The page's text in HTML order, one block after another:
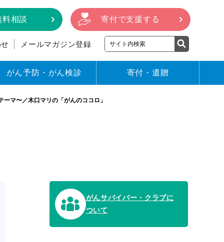
料相談 寄付で支援する
メールマガジン登録
がん予防・がん検診 寄付・遺贈
マ〜／木口マリの「がんのココロ」
がんサバイバー・クラブに
ついて